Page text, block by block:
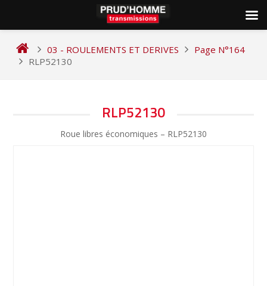
content
03 - ROULEMENTS ET DERIVES
Page N°164
RLP52130
RLP52130
Roue libres économiques – RLP52130